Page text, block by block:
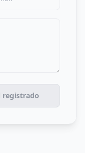
registrado